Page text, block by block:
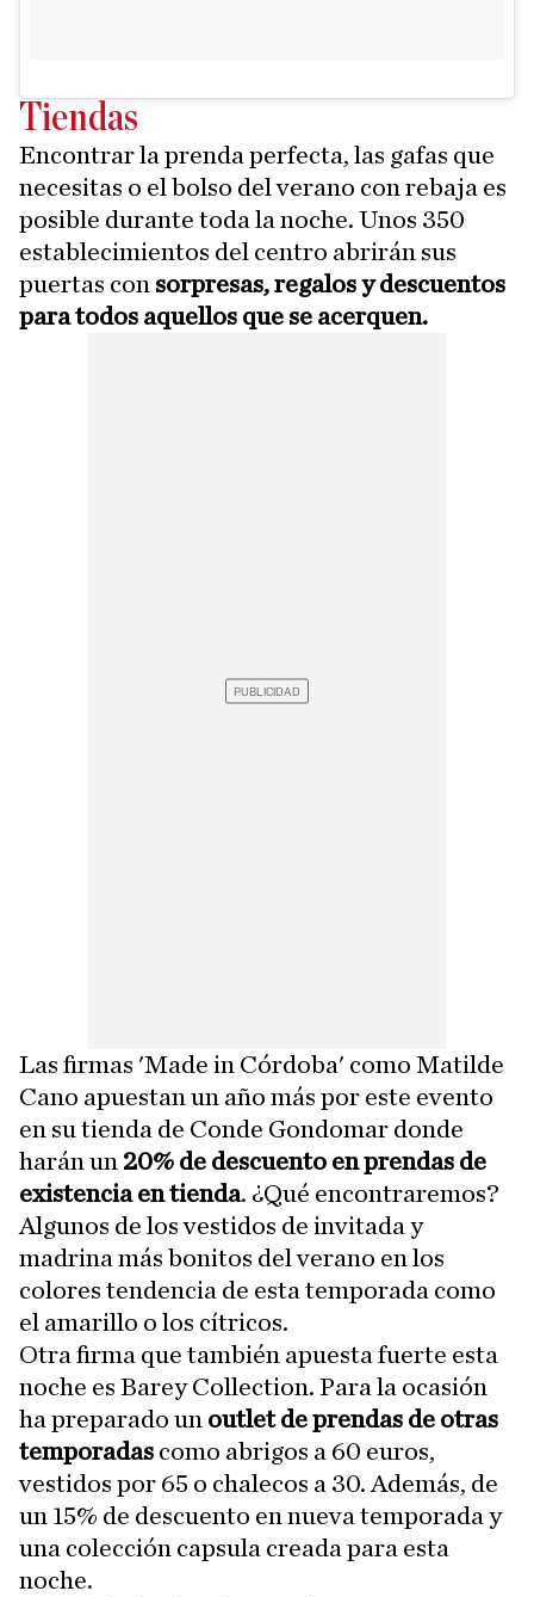
Tiendas
Encontrar la prenda perfecta, las gafas que
necesitas o el bolso del verano con rebaja es
posible durante toda la noche. Unos 350
establecimientos del centro abrirán sus
puertas con sorpresas, regalos y descuentos
para todos aquellos que se acerquen.
Las firmas 'Made in Córdoba' como Matilde
Cano apuestan un año más por este evento
en su tienda de Conde Gondomar donde
harán un 20% de descuento en prendas de
existencia en tienda. ¿Qué encontraremos?
Algunos de los vestidos de invitada y
madrina más bonitos del verano en los
colores tendencia de esta temporada como
el amarillo o los cítricos.
Otra firma que también apuesta fuerte esta
noche es Barey Collection. Para la ocasión
ha preparado un outlet de prendas de otras
temporadas como abrigos a 60 euros,
vestidos por 65 o chalecos a 30. Además, de
un 15% de descuento en nueva temporada y
una colección capsula creada para esta
noche.